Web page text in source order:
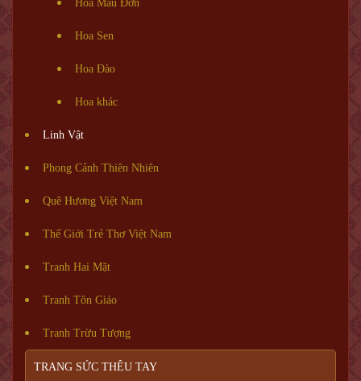
Hoa Mẫu Đơn
Hoa Sen
Hoa Đào
Hoa khác
Linh Vật
Phong Cảnh Thiên Nhiên
Quê Hương Việt Nam
Thế Giới Trẻ Thơ Việt Nam
Tranh Hai Mặt
Tranh Tôn Giáo
Tranh Trừu Tượng
TRANG SỨC THÊU TAY